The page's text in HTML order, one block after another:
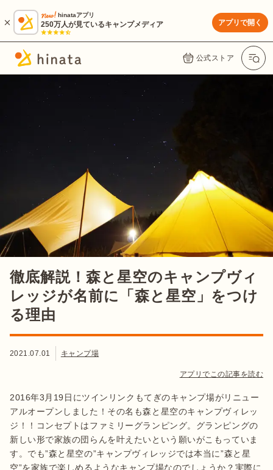
hinataアプリ
250万人が見ているキャンプメディア アプリで開く
公式ストア
徹底解説！森と星空のキャンプヴィ
レッジが名前に「森と星空」をつけ
る理由
2021.07.01 キャンプ場
アプリでこの記事を読む
2016年3月19日にツインリンクもてぎのキャンプ場がリニュー
アルオープンしました！その名も森と星空のキャンプヴィレッ
ジ！！コンセプトはファミリーグランピング。グランピングの
新しい形で家族の団らんを叶えたいという願いがこもっていま
す。でも”森と星空の”キャンプヴィレッジでは本当に”森と星
空”を家族で楽しめるようなキャンプ場なのでしょうか？実際に